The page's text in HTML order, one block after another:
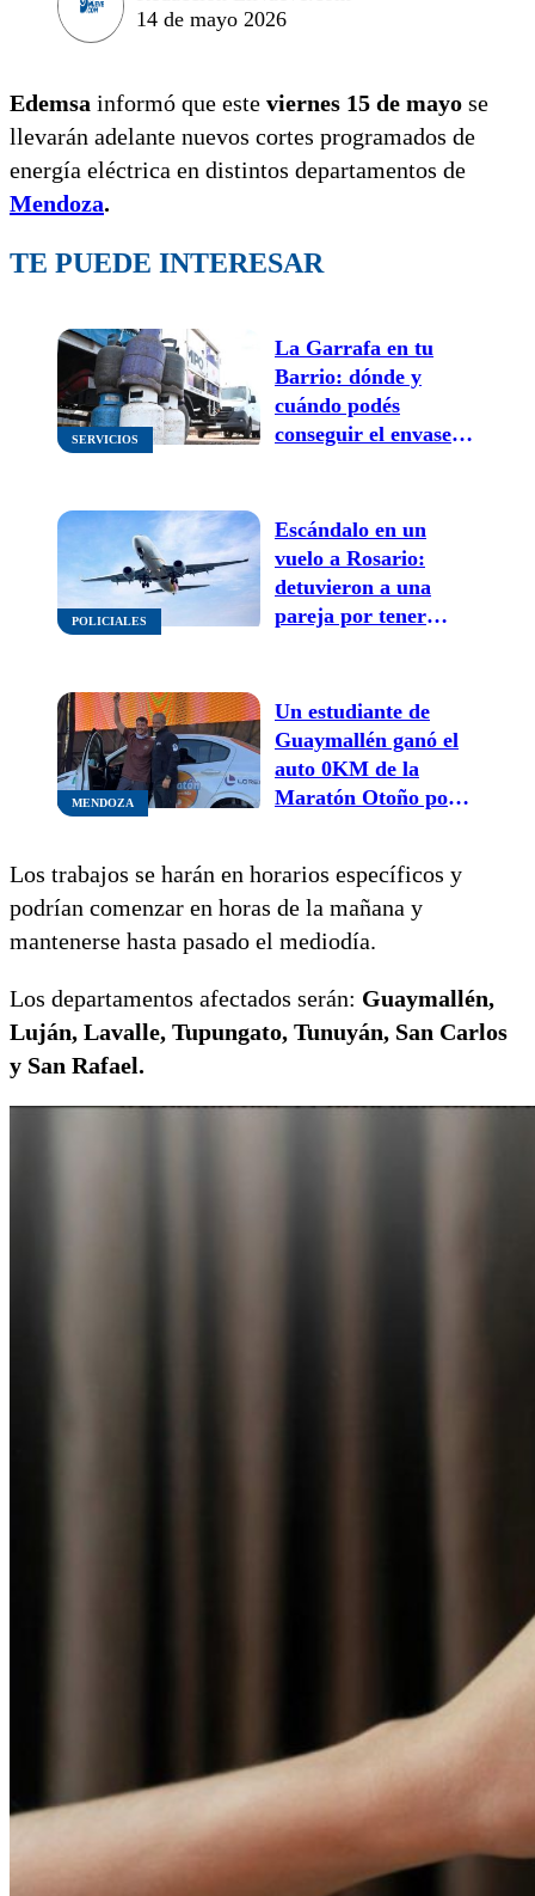
14 de mayo 2026
Edemsa informó que este viernes 15 de mayo se
llevarán adelante nuevos cortes programados de
energía eléctrica en distintos departamentos de
Mendoza.
TE PUEDE INTERESAR
SERVICIOS
La Garrafa en tu
Barrio: dónde y
cuándo podés
conseguir el envase
semana
POLICIALES
Escándalo en un
vuelo a Rosario:
detuvieron a una
pareja por tener
MENDOZA
Un estudiante de
Guaymallén ganó el
auto 0KM de la
Maratón Otoño por
puedo creer”
Los trabajos se harán en horarios específicos y
podrían comenzar en horas de la mañana y
mantenerse hasta pasado el mediodía.
Los departamentos afectados serán: Guaymallén,
Luján, Lavalle, Tupungato, Tunuyán, San Carlos
y San Rafael.